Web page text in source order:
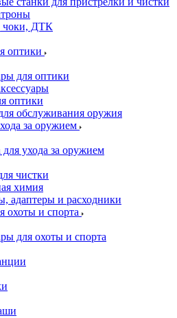
чоки, ДТК
оптики
для оптики
оптики
обслуживания оружия
за оружием
для ухода за оружием
чистки
химия
адаптеры и расходники
охоты и спорта
для охоты и спорта